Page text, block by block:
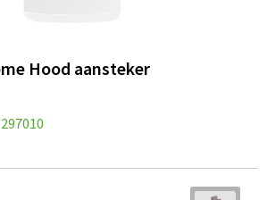
Hood aansteker
297010